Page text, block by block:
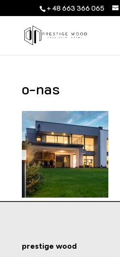
+ 48 663 366 065
o-nas
prestige wood